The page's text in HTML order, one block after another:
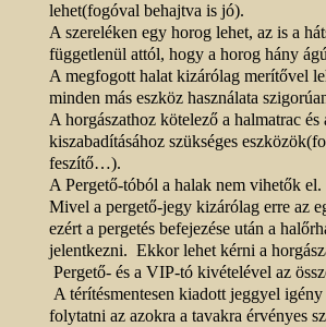
lehet(fogóval behajtva is jó).
A szereléken egy horog lehet, az is a
függetlenül attól, hogy a horog hány
A megfogott halat kizárólag merítővel
minden más eszköz használata
A horgászathoz kötelező a halmatrac és
kiszabadításához szükséges
feszítő…).
A Pergető-tóból a halak nem vihetők el.
Mivel a pergető-jegy kizárólag erre az
ezért a pergetés befejezése után a
jelentkezni. Ekkor lehet kérni a
Pergető- és a VIP-tó kivételével az
A térítésmentesen kiadott jeggyel igény
folytatni az azokra a tavakra érvényes